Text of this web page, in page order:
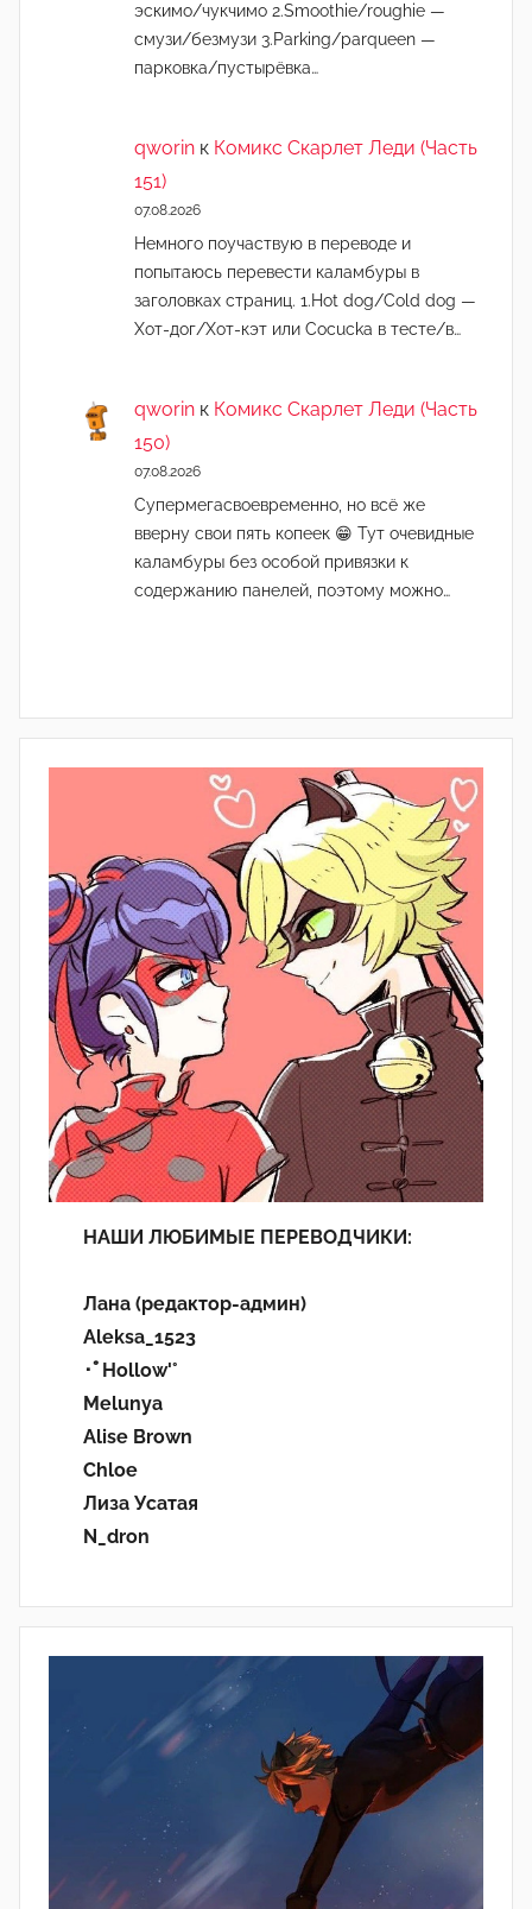
эскимо/чукчимо 2.Smoothie/roughie —
смузи/безмузи 3.Parking/parqueen —
парковка/пустырёвка…
qworin к Комикс Скарлет Леди (Часть
151)
07.08.2026
Немного поучаствую в переводе и
попытаюсь перевести каламбуры в
заголовках страниц. 1.Hot dog/Cold dog —
Хот-дог/Хот-кэт или Cocucka в тесте/в…
qworin к Комикс Скарлет Леди (Часть
150)
07.08.2026
Супермегасвоевременно, но всё же
вверну свои пять копеек 😁 Тут очевидные
каламбуры без особой привязки к
содержанию панелей, поэтому можно…
НАШИ ЛЮБИМЫЕ ПЕРЕВОДЧИКИ:
Лана (редактор-админ)
Aleksa_1523
･ﾟHollow'°
Melunya
Alise Brown
Chloe
Лиза Усатая
N_dron